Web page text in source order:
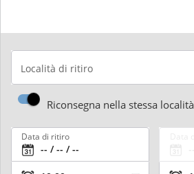
Località di ritiro
Riconsegna nella stessa località
Data di ritiro